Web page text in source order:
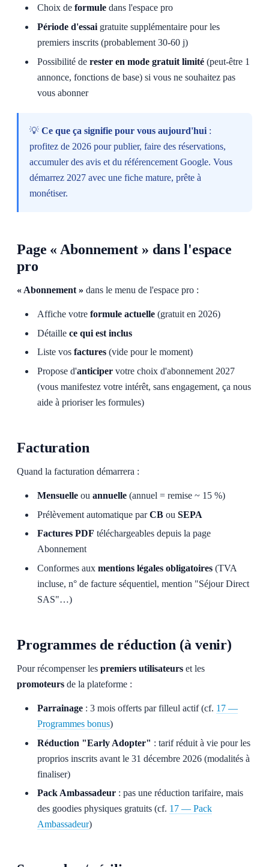
Choix deformule dans l'espace pro
Période d'essai gratuite supplémentaire pour les
premiers inscrits (probablement 30-60 j)
Possibilité derester en mode gratuit limité (peut-être 1
annonce, fonctions de base) si vous ne souhaitez pas
vous abonner
💡 Ce que ça signifie pour vous aujourd'hui:
profitez de 2026 pour publier, faire des réservations,
accumuler des avis et du référencement Google. Vous
démarrez 2027 avec une fiche mature, prête à
monétiser.
Page « Abonnement » dans l'espace
pro
« Abonnement » dans le menu de l'espace pro :
Affiche votreformule actuelle (gratuit en 2026)
Détaillece qui est inclus
Liste vosfactures (vide pour le moment)
Propose d'anticiper votre choix d'abonnement 2027
(vous manifestez votre intérêt, sans engagement, ça nous
aide à prioriser les formules)
Facturation
Quand la facturation démarrera :
Mensuelle ouannuelle (annuel = remise ~ 15 %)
Prélèvement automatique parCB ouSEPA
Factures PDF téléchargeables depuis la page
Abonnement
Conformes auxmentions légales obligatoires (TVA
incluse, n° de facture séquentiel, mention "Séjour Direct
SAS"…)
Programmes de réduction (à venir)
Pour récompenser les premiers utilisateurs et les
promoteurs de la plateforme :
Parrainage : 3 mois offerts par filleul actif (cf. 17 —
Programmes bonus)
Réduction "Early Adopter" : tarif réduit à vie pour les
proprios inscrits avant le 31 décembre 2026 (modalités à
finaliser)
Pack Ambassadeur : pas une réduction tarifaire, mais
des goodies physiques gratuits (cf. 17 — Pack
Ambassadeur)